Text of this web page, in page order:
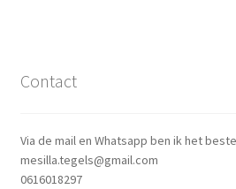
Contact
Via de mail en Whatsapp ben ik het
mesilla.tegels@gmail.com
0616018297